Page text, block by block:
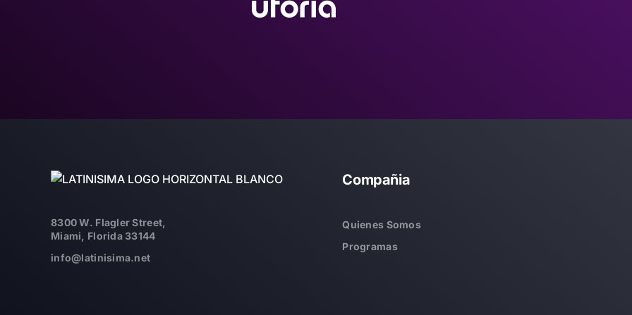
8300 W. Flagler Street,
Miami, Florida 33144
info@latinisima.net
Compañia
Quienes Somos
Programas